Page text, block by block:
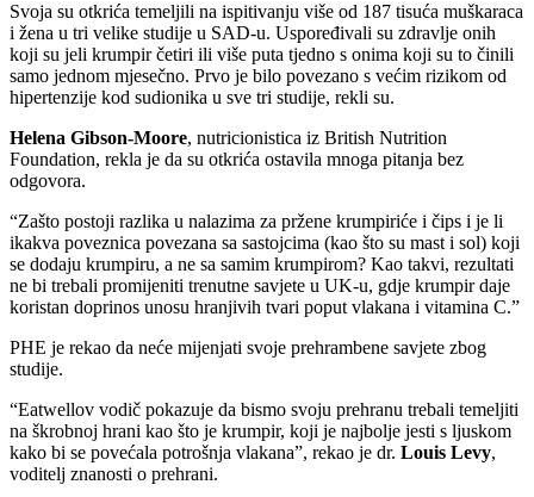
Svoja su otkrića temeljili na ispitivanju više od 187 tisuća muškaraca
i žena u tri velike studije u SAD-u. Uspoređivali su zdravlje onih
koji su jeli krumpir četiri ili više puta tjedno s onima koji su to činili
samo jednom mjesečno. Prvo je bilo povezano s većim rizikom od
hipertenzije kod sudionika u sve tri studije, rekli su.
Helena Gibson-Moore, nutricionistica iz British Nutrition
Foundation, rekla je da su otkrića ostavila mnoga pitanja bez
odgovora.
“Zašto postoji razlika u nalazima za pržene krumpiriće i čips i je li
ikakva poveznica povezana sa sastojcima (kao što su mast i sol) koji
se dodaju krumpiru, a ne sa samim krumpirom? Kao takvi, rezultati
ne bi trebali promijeniti trenutne savjete u UK-u, gdje krumpir daje
koristan doprinos unosu hranjivih tvari poput vlakana i vitamina C.”
PHE je rekao da neće mijenjati svoje prehrambene savjete zbog
studije.
“Eatwellov vodič pokazuje da bismo svoju prehranu trebali temeljiti
na škrobnoj hrani kao što je krumpir, koji je najbolje jesti s ljuskom
kako bi se povećala potrošnja vlakana”, rekao je dr. Louis Levy,
voditelj znanosti o prehrani.